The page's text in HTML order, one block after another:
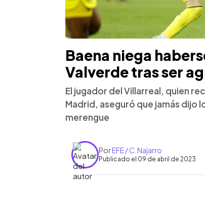
Baena niega
Valverde tras ser
El jugador del Villarreal, quien
Madrid, aseguró que jamás dijo
merengue
PorEFE / C. Najarro
Publicado el 09 de abril de 2023